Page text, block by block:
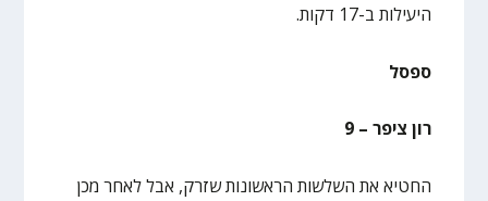
היעילות ב-17 דקות.
ספסל
רון ציפר – 9
החטיא את השלשות הראשונות שזרק, אבל לאחר מכן